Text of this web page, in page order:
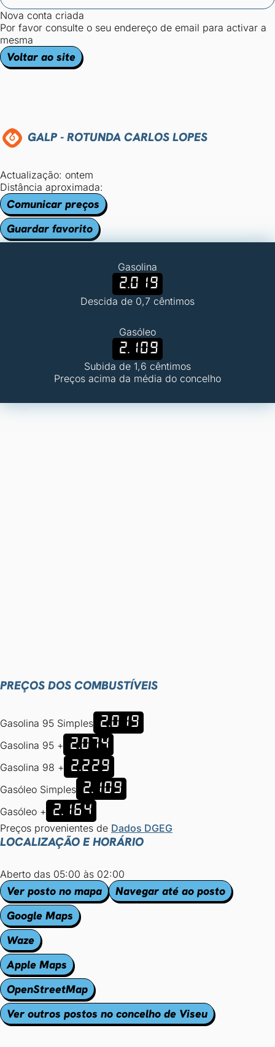
Nova conta criada
Por favor consulte o seu endereço de email para activar a
mesma
Voltar ao site
GALP - ROTUNDA CARLOS LOPES
Actualização: ontem
Distância aproximada:
Comunicar preços
Guardar favorito
Gasolina
2.019
Descida de 0,7 cêntimos
Gasóleo
2.109
Subida de 1,6 cêntimos
Preços acima da média do concelho
PREÇOS DOS COMBUSTÍVEIS
Gasolina 95 Simples 2.019
Gasolina 95 + 2.074
Gasolina 98 + 2.229
Gasóleo Simples 2.109
Gasóleo + 2.164
Preços provenientes de Dados DGEG
LOCALIZAÇÃO E HORÁRIO
Aberto das 05:00 às 02:00
Ver posto no mapa
Navegar até ao posto
Google Maps
Waze
Apple Maps
OpenStreetMap
Ver outros postos no concelho de Viseu